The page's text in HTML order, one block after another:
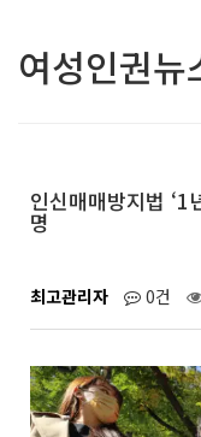
여성인권뉴
인신매매방지법
명
최고관리자 0건